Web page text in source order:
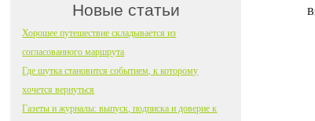
Новые статьи
Хорошее путешествие складывается из
согласованного маршрута
Где шутка становится событием, к которому
хочется вернуться
Газеты и журналы: выпуск, подписка и доверие к